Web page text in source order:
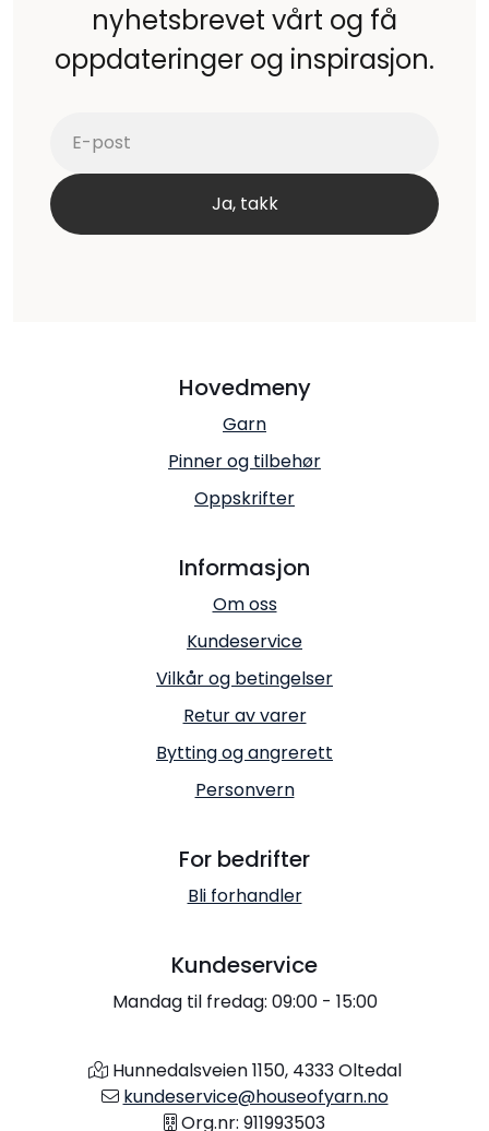
nyhetsbrevet vårt og få
oppdateringer og inspirasjon.
Hovedmeny
Garn
Pinner og tilbehør
Oppskrifter
Informasjon
Om oss
Kundeservice
Vilkår og betingelser
Retur av varer
Bytting og angrerett
Personvern
For bedrifter
Bli forhandler
Kundeservice
Mandag til fredag: 09:00 - 15:00
Hunnedalsveien 1150, 4333 Oltedal
kundeservice@houseofyarn.no
Org.nr: 911993503